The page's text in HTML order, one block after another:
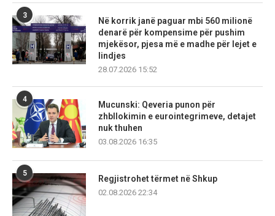
3
Në korrik janë paguar mbi 560 milionë
denarë për kompensime për pushim
mjekësor, pjesa më e madhe për lejet e
lindjes
28.07.2026 15:52
4
Mucunski: Qeveria punon për
zhbllokimin e eurointegrimeve, detajet
nuk thuhen
03.08.2026 16:35
5
Regjistrohet tërmet në Shkup
02.08.2026 22:34